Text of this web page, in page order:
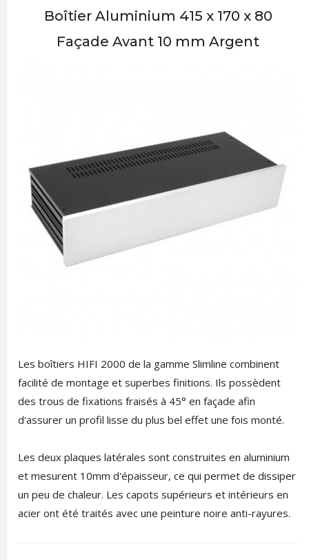
Boîtier Aluminium 415 x 170 x 80
Façade Avant 10 mm Argent
Les boîtiers HIFI 2000 de la gamme Slimline combinent
facilité de montage et superbes finitions. Ils possèdent
des trous de fixations fraisés à 45° en façade afin
d'assurer un profil lisse du plus bel effet une fois monté.
Les deux plaques latérales sont construites en aluminium
et mesurent 10mm d'épaisseur, ce qui permet de dissiper
un peu de chaleur. Les capots supérieurs et intérieurs en
acier ont été traités avec une peinture noire anti-rayures.